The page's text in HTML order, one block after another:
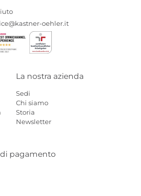
oehler.it
La nostra azienda
Sedi
Chi siamo
Storia
Newsletter
pagamento